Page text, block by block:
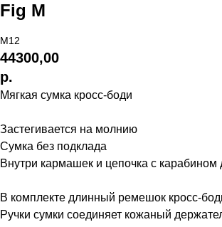
Fig M
M12
44300,00
р.
Мягкая сумка кросс-боди
Застегивается на молнию
Сумка без подклада
Внутри кармашек и цепочка с карабином
В комплекте длинный ремешок кросс-
Ручки сумки соединяет кожаный